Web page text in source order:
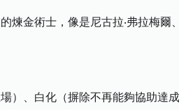
金術士，像是尼古拉‧弗拉梅爾
、白化（摒除不再能夠協助達